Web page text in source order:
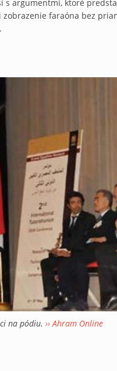
s argumentmi, ktoré
faraóna bez
na pódiu. ›› Ahram Online